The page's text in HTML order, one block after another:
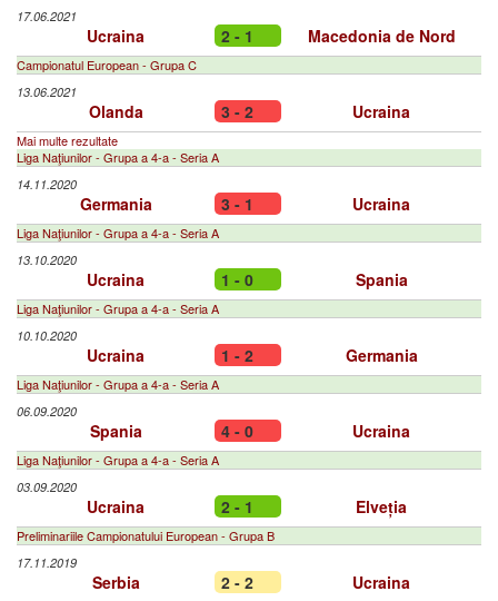
17.06.2021
Ucraina 2 - 1 Macedonia de Nord
Campionatul European - Grupa C
13.06.2021
Olanda 3 - 2 Ucraina
Mai multe rezultate
Liga Naţiunilor - Grupa a 4-a - Seria A
14.11.2020
Germania 3 - 1 Ucraina
Liga Naţiunilor - Grupa a 4-a - Seria A
13.10.2020
Ucraina 1 - 0 Spania
Liga Naţiunilor - Grupa a 4-a - Seria A
10.10.2020
Ucraina 1 - 2 Germania
Liga Naţiunilor - Grupa a 4-a - Seria A
06.09.2020
Spania 4 - 0 Ucraina
Liga Naţiunilor - Grupa a 4-a - Seria A
03.09.2020
Ucraina 2 - 1 Elveția
Preliminariile Campionatului European - Grupa B
17.11.2019
Serbia 2 - 2 Ucraina